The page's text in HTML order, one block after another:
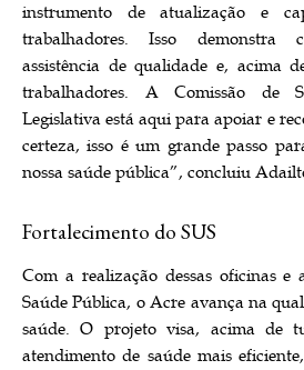
instrumento de atualização e
trabalhadores. Isso demonstra
assistência de qualidade e, acima
trabalhadores. A Comissão de
Legislativa está aqui para apoiar e
certeza, isso é um grande passo
nossa saúde pública”, concluiu
Fortalecimento do SUS
Com a realização dessas oficinas e
Saúde Pública, o Acre avança na
saúde. O projeto visa, acima de
atendimento de saúde mais